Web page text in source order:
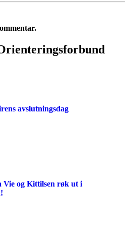
avslutningsdag
Vie og Kittilsen røk ut i